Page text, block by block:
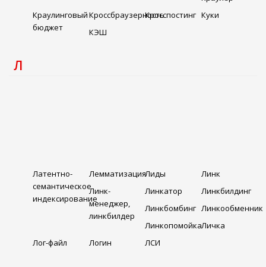
Краулинговый
бюджет
КроссбраузерностьКросспостинг Куки
КЭШ
Л
Латентно-
семантическое
индексирование
ЛемматизацияЛиды
Линк
Линк-
менеджер,
линкбилдер
Линкатор
Линкбилдинг
Линкбомбинг Линкообменник
ЛинкопомойкаЛичка
Лог-файл
Логин ЛСИ